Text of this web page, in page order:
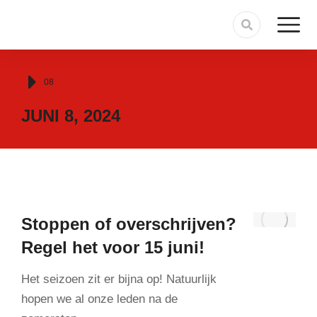
Je bent hier:
08
JUNI 8, 2024
Stoppen of overschrijven?
Regel het voor 15 juni!
Het seizoen zit er bijna op! Natuurlijk
hopen we al onze leden na de